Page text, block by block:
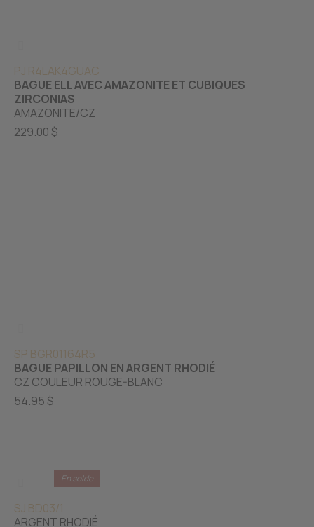
PJ R4LAK4GUAC
BAGUE ELL AVEC AMAZONITE ET CUBIQUES
ZIRCONIAS
AMAZONITE/CZ
229.00 $
SP BGR01164R5
BAGUE PAPILLON EN ARGENT RHODIÉ
CZ COULEUR ROUGE-BLANC
54.95 $
En solde
SJ BD03/1
ARGENT RHODIÉ